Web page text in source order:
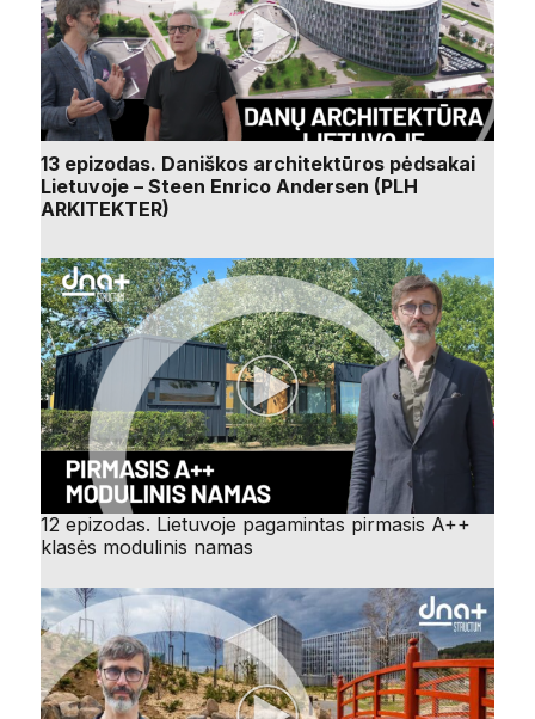
13 epizodas. Daniškos architektūros pėdsakai
Lietuvoje – Steen Enrico Andersen (PLH
ARKITEKTER)
12 epizodas. Lietuvoje pagamintas pirmasis A++
klasės modulinis namas